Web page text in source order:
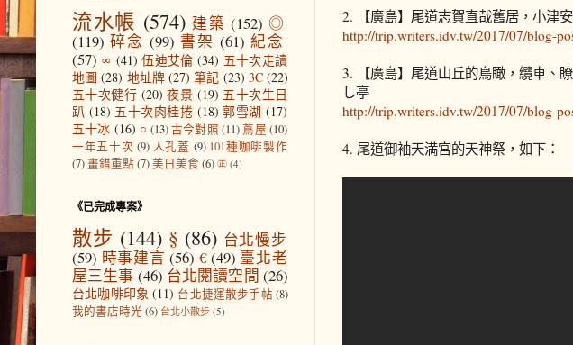
2. 【廣島】尾道志賀直哉舊居，小津
http://trip.writers.idv.tw/2017/07/blog-
3. 【廣島】尾道山丘的鳥瞰，纜車、
し亭
http://trip.writers.idv.tw/2017/07/blog-
4. 尾道御袖天満宮的天神祭，如下：
流水帳 (574) 建築 (152) ◎
(119) 碎念 (99) 書架 (61) 紀念
(57) ∞ (41) 伍迪艾倫 (34) 五十次走讀
地圖 (28) 地址牌 (27) 筆記 (23) 3C (22)
五十次健行 (20) 夜景 (19) 五十次生日
趴 (18) 五十次肉桂捲 (18) 郭雪湖 (17)
五十冰 (16) ○ (13)古今對照 (11) 蔦屋 (10)
一年五十次 (9) 人孔蓋 (9) 101種咖啡製作
(7)畫錯重點 (7)美日美食 (6) ㊣ (4)
《已完成專案》
散步 (144) § (86) 台北慢步
(59) 時事建言 (56) € (49) 臺北老
屋三生事 (46) 台北閱讀空間 (26)
台北咖啡印象 (11) 台北捷運散步手帖 (8)
我的書店時光 (6) 台北小散步 (5)